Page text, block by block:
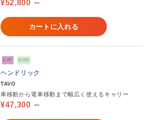
¥52,800 ～
カートに入れる
CAT DOG
ヘンドリック
TAVO
車移動から電車移動まで幅広く使えるキャリー
¥47,300 ～